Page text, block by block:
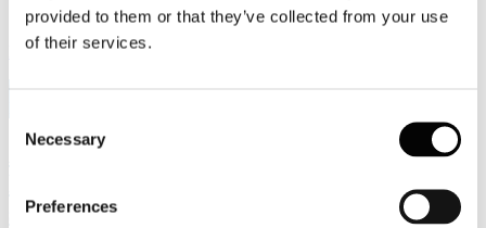
provided to them or that they’ve collected from your use
of their services.
Selection
Necessary
Preferences
Leggi di più
Assemblea Assocarta 2026: l'intervista al
Presidente di Assocarta Lorenzo Poli
sull'andamento 2025-2026